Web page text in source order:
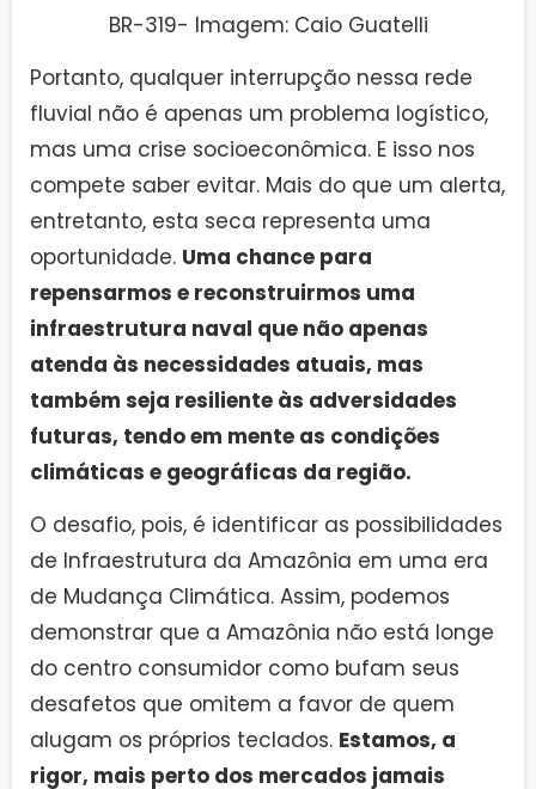
BR-319- Imagem: Caio Guatelli
Portanto, qualquer interrupção nessa rede
fluvial não é apenas um problema logístico,
mas uma crise socioeconômica. E isso nos
compete saber evitar. Mais do que um alerta,
entretanto, esta seca representa uma
oportunidade. Uma chance para
repensarmos e reconstruirmos uma
infraestrutura naval que não apenas
atenda às necessidades atuais, mas
também seja resiliente às adversidades
futuras, tendo em mente as condições
climáticas e geográficas da região.
O desafio, pois, é identificar as possibilidades
de Infraestrutura da Amazônia em uma era
de Mudança Climática. Assim, podemos
demonstrar que a Amazônia não está longe
do centro consumidor como bufam seus
desafetos que omitem a favor de quem
alugam os próprios teclados. Estamos, a
rigor, mais perto dos mercados jamais